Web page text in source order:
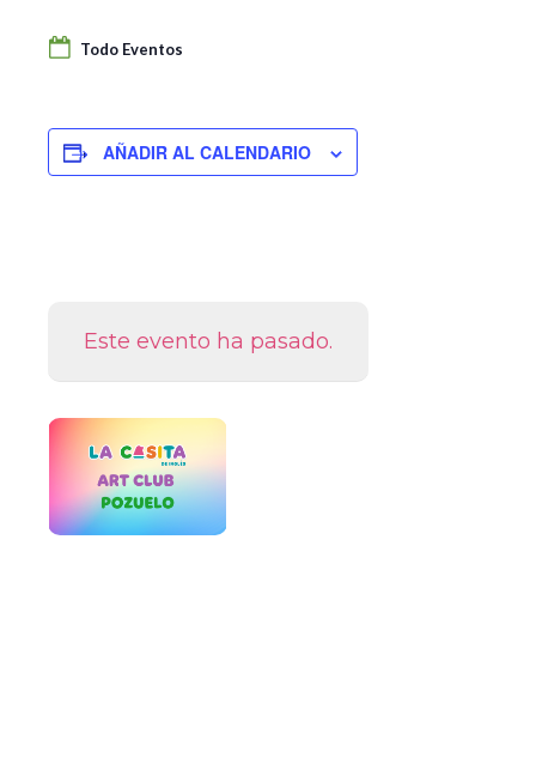
Todo Eventos
AÑADIR AL CALENDARIO
Este evento ha pasado.